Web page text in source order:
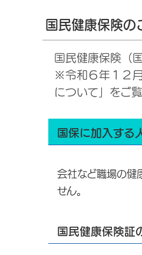
国民健康保険の
国民健康保険（
※令和６年１２
について」をご
国保に加入する
会社など職場の健
せん。
国民健康保険証